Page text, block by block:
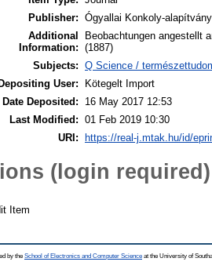
Publisher: Ógyallai Konkoly-
Additional
Information:
Beobachtungen angestellt
(1887)
Subjects: Q Science /
User:
Kötegelt Import
Date Deposited:
16 May 2017 12:53
Last Modified: 01 Feb 2019 10:30
URI: https://real-j.mtak.hu/id/
(login required)
Item
by the School of Electronics and Computer Science at the University of